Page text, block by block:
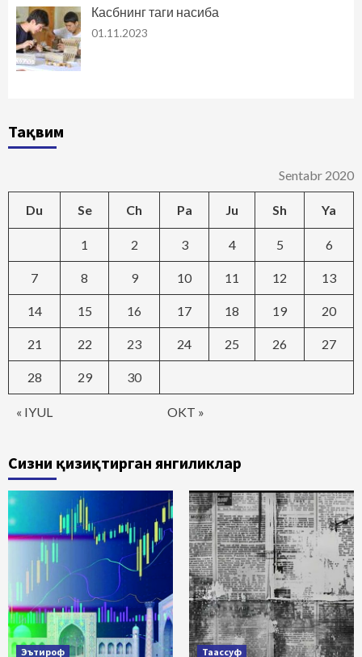
Касбнинг таги насиба
01.11.2023
Тақвим
Sentabr 2020
Du Se Ch Pa Ju Sh Ya
« IYUL OKT »
1 2 3 4 5 6
7 8 9 10 11 12 13
14 15 16 17 18 19 20
21 22 23 24 25 26 27
28 29 30
Сизни қизиқтирган янгиликлар
Эътироф Таассуф